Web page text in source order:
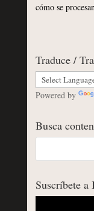
cómo se
Traduce /
Powered by
Busca
Suscríbete a